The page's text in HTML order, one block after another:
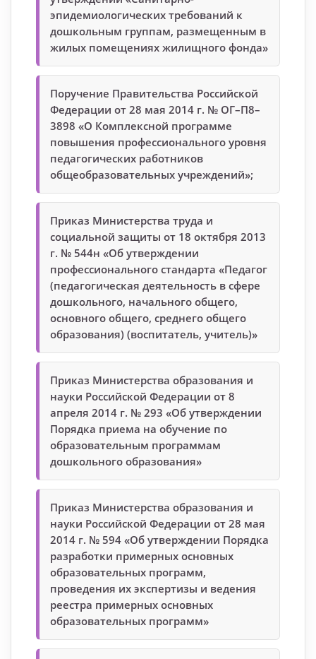
эпидемиологических требований к
дошкольным группам, размещенным в
жилых помещениях жилищного фонда»
Поручение Правительства Российской
Федерации от 28 мая 2014 г. № ОГ–П8–
3898 «О Комплексной программе
повышения профессионального уровня
педагогических работников
общеобразовательных учреждений»;
Приказ Министерства труда и
социальной защиты от 18 октября 2013
г. № 544н «Об утверждении
профессионального стандарта «Педагог
(педагогическая деятельность в сфере
дошкольного, начального общего,
основного общего, среднего общего
образования) (воспитатель, учитель)»
Приказ Министерства образования и
науки Российской Федерации от 8
апреля 2014 г. № 293 «Об утверждении
Порядка приема на обучение по
образовательным программам
дошкольного образования»
Приказ Министерства образования и
науки Российской Федерации от 28 мая
2014 г. № 594 «Об утверждении Порядка
разработки примерных основных
образовательных программ,
проведения их экспертизы и ведения
реестра примерных основных
образовательных программ»